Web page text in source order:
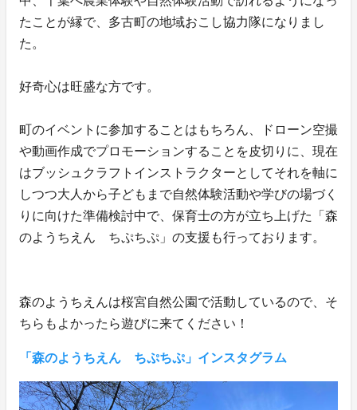
たことが縁で、多古町の地域おこし協力隊になりまし
た。
好奇心は旺盛な方です。
町のイベントに参加することはもちろん、ドローン空撮
や動画作成でプロモーションすることを皮切りに、現在
はブッシュクラフトインストラクターとしてそれを軸に
しつつ大人から子どもまで自然体験活動や学びの場づく
りに向けた準備検討中で、保育士の方が立ち上げた「森
のようちえん ちぷちぷ」の支援も行っております。
森のようちえんは桜宮自然公園で活動しているので、そ
ちらもよかったら遊びに来てください！
「森のようちえん ちぷちぷ」インスタグラム